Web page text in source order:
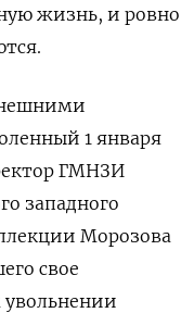
жизнь, и ровно
1 января
ГМНЗИ
западного
Морозова
свое
увольнении